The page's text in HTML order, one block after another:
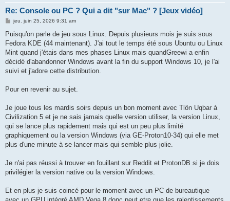
Re: Console ou PC ? Qui a dit "sur Mac" ? [Jeux vidéo]
M
s
a
g
jeu. juin 25, 2026 9:31 am
Puisqu'on parle de jeu sous Linux. Depuis plusieurs mois je suis sous
Fedora KDE (44 maintenant). J'ai tout le temps été sous Ubuntu ou Linux
Mint quand j'étais dans mes phases Linux mais quandGreewi a enfin
décidé d'abandonner Windows avant la fin du support Windows 10, je l'ai
suivi et j'adore cette distribution.
Pour en revenir au sujet.
Je joue tous les mardis soirs depuis un bon moment avec Tlön Uqbar à
Civilization 5 et je ne sais jamais quelle version utiliser, la version Linux,
qui se lance plus rapidement mais qui est un peu plus limité
graphiquement ou la version Windows (via GE-Proton10-34) qui elle met
plus d'une minute à se lancer mais qui semble plus jolie.
Je n'ai pas réussi à trouver en fouillant sur Reddit et ProtonDB si je dois
privilégier la version native ou la version Windows.
Et en plus je suis coincé pour le moment avec un PC de bureautique